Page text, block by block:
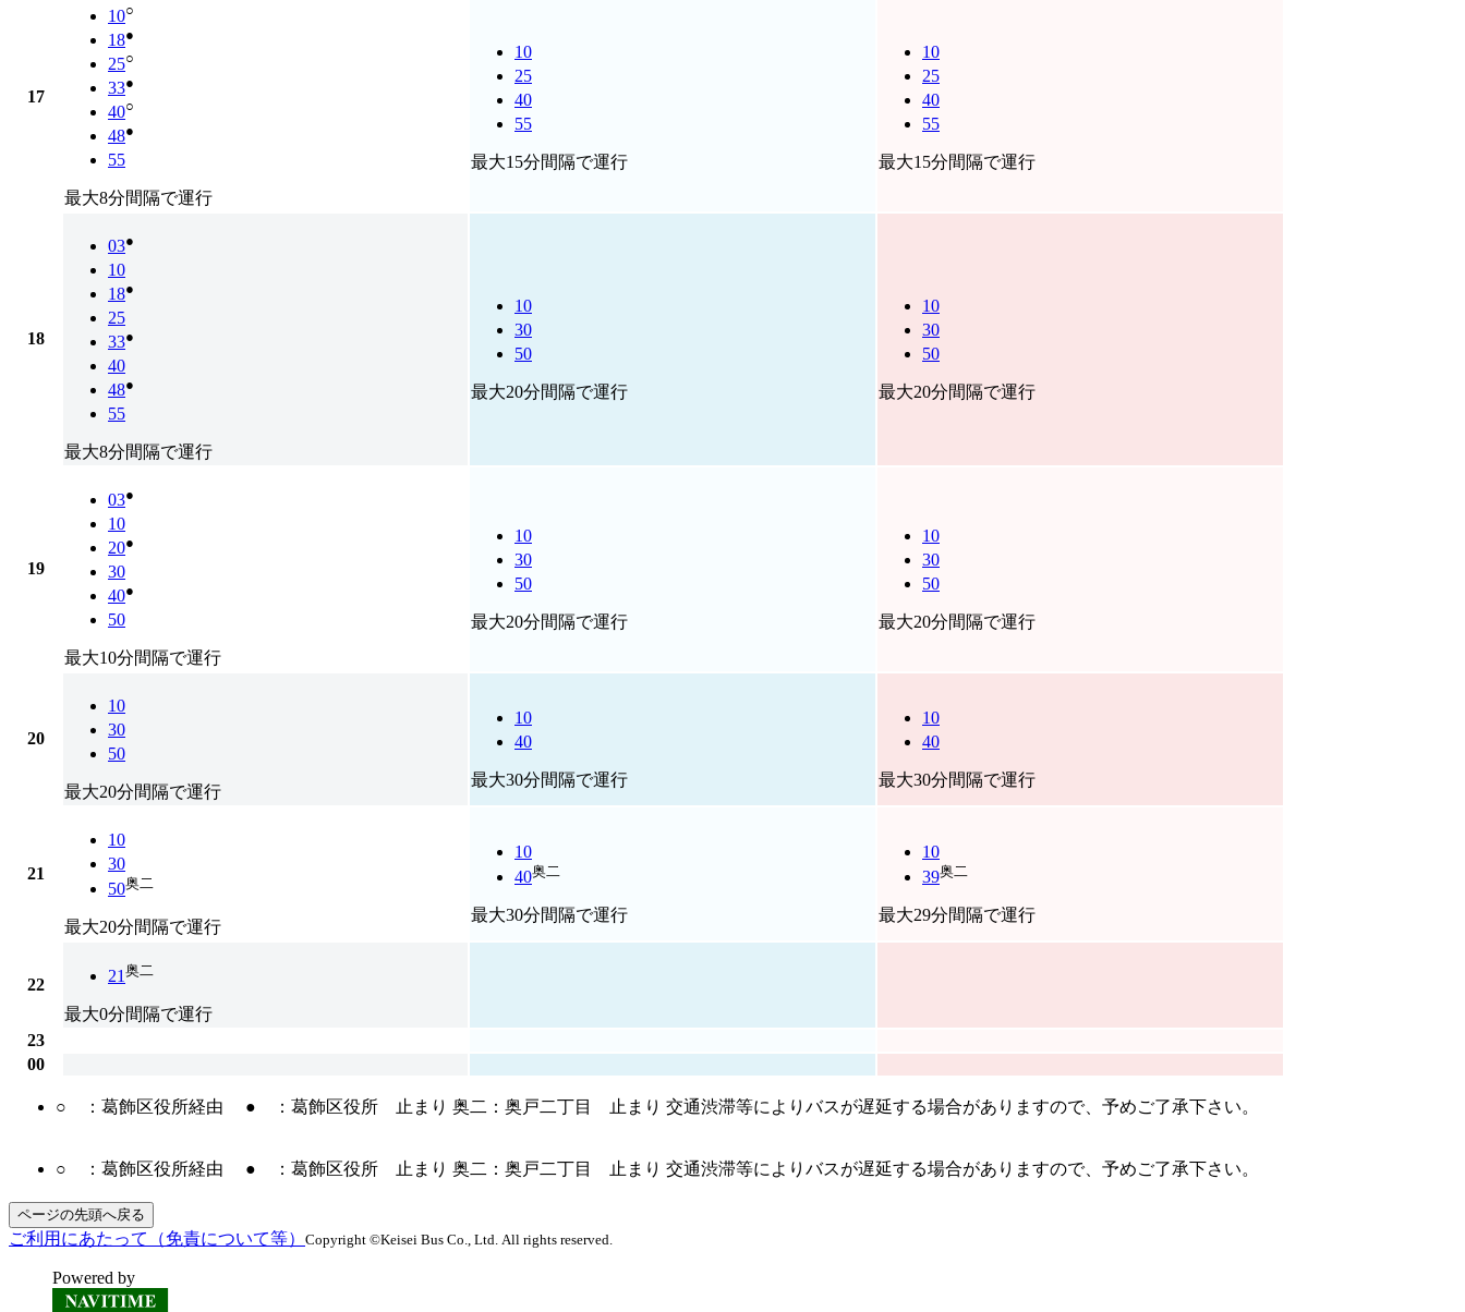
17
10○
18●
25○
33●
40○
48●
55
最大8分間隔で運行
10
25
40
55
最大15分間隔で運行
10
25
40
55
最大15分間隔で運行
18
03●
10
18●
25
33●
40
48●
55
最大8分間隔で運行
10
30
50
最大20分間隔で運行
10
30
50
最大20分間隔で運行
19
03●
10
20●
30
40●
50
最大10分間隔で運行
10
30
50
最大20分間隔で運行
10
30
50
最大20分間隔で運行
20
10
30
50
最大20分間隔で運行
10
40
最大30分間隔で運行
10
40
最大30分間隔で運行
21
10
30
50奥二
最大20分間隔で運行
10
40奥二
最大30分間隔で運行
10
39奥二
最大29分間隔で運行
22 21 奥二
最大0分間隔で運行
23
00
○ ：葛飾区役所経由 ● ：葛飾区役所 止まり 奥二：奥戸二丁目 止まり 交通渋滞等によりバスが遅延する場合がありますので、予めご了承下さい。
○ ：葛飾区役所経由 ● ：葛飾区役所 止まり 奥二：奥戸二丁目 止まり 交通渋滞等によりバスが遅延する場合がありますので、予めご了承下さい。
ページの先頭へ戻る
ご利用にあたって（免責について等） Copyright ©Keisei Bus Co., Ltd. All rights reserved.
Powered by